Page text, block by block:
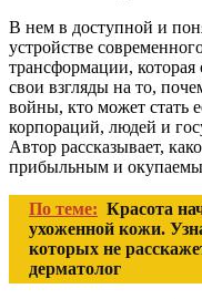
В нем в доступной и
устройстве
трансформации, которая
свои взгляды на то,
войны, кто может стать
корпораций, людей и
Автор рассказывает,
прибыльным и
По теме: Красота
ухоженной кожи.
которых не
дерматолог